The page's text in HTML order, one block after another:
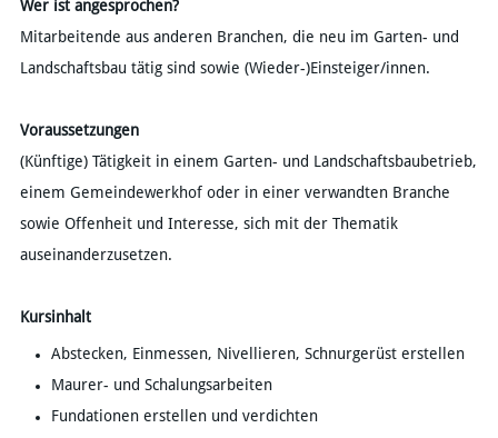
Wer ist angesprochen?
Mitarbeitende aus anderen Branchen, die neu im Garten- und
Landschaftsbau tätig sind sowie (Wieder-)Einsteiger/innen.​
Voraussetzungen
​​(Künftige) Tätigkeit in einem Garten- und Landschaftsbaubetrieb,
einem Gemeindewerkhof oder in einer verwandten Branche
sowie Offenheit und Interesse, sich mit der Thematik
auseinanderzusetzen.​
Kursinhalt
Abstecken, Einmessen, Nivellieren, Schnurgerüst erstellen
Maurer- und Schalungsarbeiten
Fundationen erstellen und verdichten